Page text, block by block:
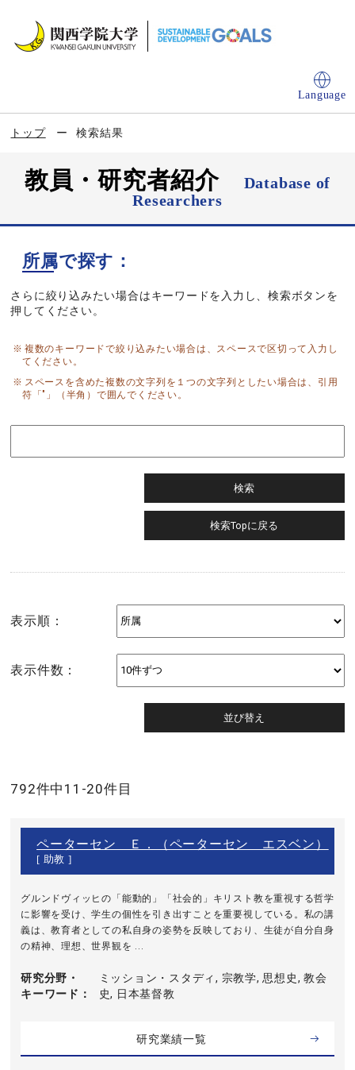
Language
トップ 検索結果
教員・研究者紹介
Database of
Researchers
所属で探す：
さらに絞り込みたい場合はキーワードを入力し、検索ボタンを
押してください。
複数のキーワードで絞り込みたい場合は、スペースで区切って入力し
てください。
スペースを含めた複数の文字列を１つの文字列としたい場合は、引用
符「"」（半角）で囲んでください。
表示順：
表示件数：
792件中11-20件目
ペーターセン Ｅ．（ペーターセン エスベン）
[ 助教 ]
グルンドヴィッヒの「能動的」「社会的」キリスト教を重視する哲学
に影響を受け、学生の個性を引き出すことを重要視している。私の講
義は、教育者としての私自身の姿勢を反映しており、生徒が自分自身
の精神、理想、世界観を ...
研究分野・
キーワード
ミッション・スタディ, 宗教学, 思想史, 教会
史, 日本基督教
研究業績一覧